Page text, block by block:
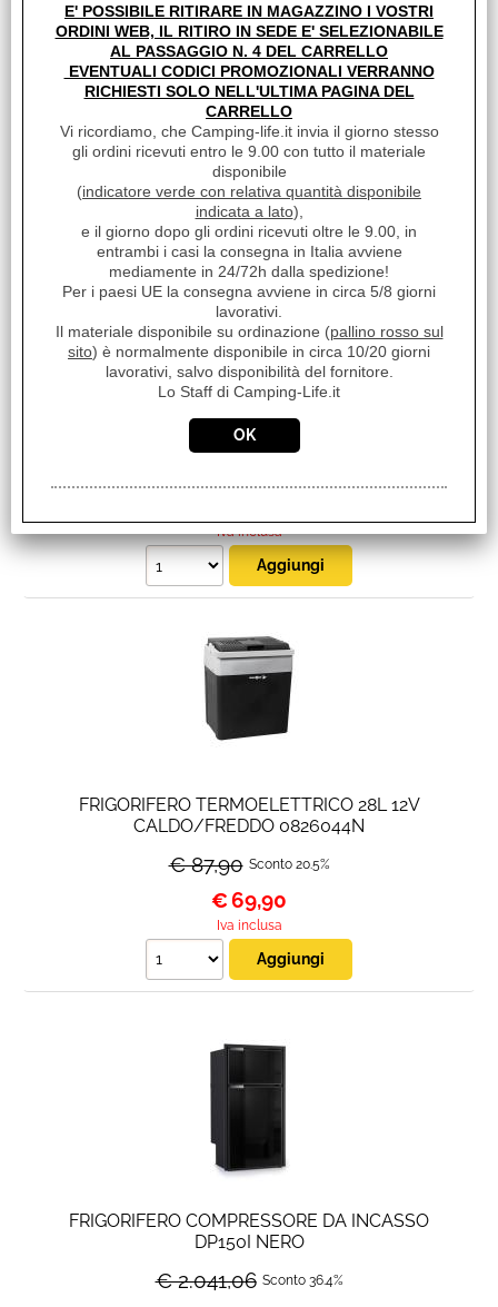
SGRASSANTE ACQUE GRIGIE CAMPING-LIFE
FRESHNER PINE 2LT BY FLOW
€7,40
Iva inclusa
Iva inclusa
FRIGORIFERO TERMOELETTRICO 28L 12V
CALDO/FREDDO 0826044N
€ 87,90 Sconto 20.5%
€69,90
Iva inclusa
FRIGORIFERO COMPRESSORE DA INCASSO
DP150I NERO
€ 2.041,06 Sconto 36.4%
E' POSSIBILE RITIRARE IN MAGAZZINO I VOSTRI
ORDINI WEB, IL RITIRO IN SEDE E' SELEZIONABILE
AL PASSAGGIO N. 4 DEL CARRELLO
EVENTUALI CODICI PROMOZIONALI VERRANNO
RICHIESTI SOLO NELL'ULTIMA PAGINA DEL
CARRELLO
Vi ricordiamo, che Camping-life.it invia il giorno stesso
gli ordini ricevuti entro le 9.00 con tutto il materiale
disponibile
(indicatore verde con relativa quantità disponibile
indicata a lato),
e il giorno dopo gli ordini ricevuti oltre le 9.00, in
entrambi i casi la consegna in Italia avviene
mediamente in 24/72h dalla spedizione!
Per i paesi UE la consegna avviene in circa 5/8 giorni
lavorativi.
Il materiale disponibile su ordinazione (pallino rosso sul
sito) è normalmente disponibile in circa 10/20 giorni
lavorativi, salvo disponibilità del fornitore.
Lo Staff di Camping-Life.it